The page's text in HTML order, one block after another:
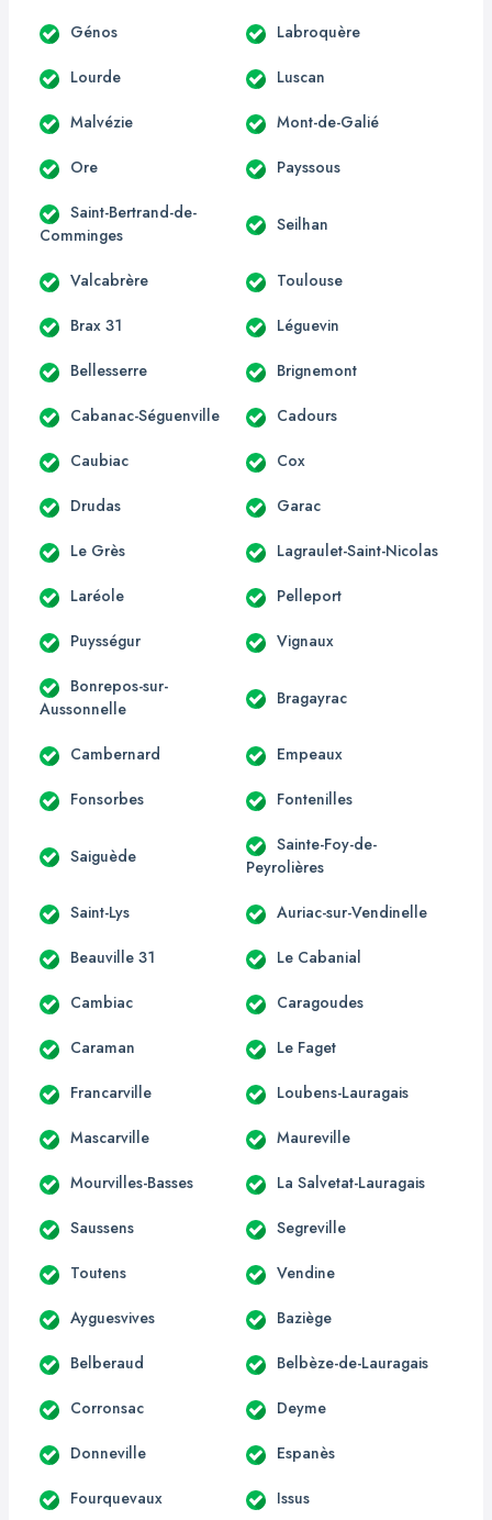
Génos Labroquère
Lourde Luscan
Malvézie Mont-de-Galié
Ore Payssous
Saint-Bertrand-de-
Comminges
Seilhan
Valcabrère Toulouse
Brax 31 Léguevin
Bellesserre Brignemont
Cabanac-Séguenville Cadours
Caubiac Cox
Drudas Garac
Le Grès Lagraulet-Saint-Nicolas
Laréole Pelleport
Puysségur Vignaux
Bonrepos-sur-
Aussonnelle
Bragayrac
Cambernard Empeaux
Fonsorbes Fontenilles
Saiguède
Sainte-Foy-de-
Peyrolières
Saint-Lys Auriac-sur-Vendinelle
Beauville 31 Le Cabanial
Cambiac Caragoudes
Caraman Le Faget
Francarville Loubens-Lauragais
Mascarville Maureville
Mourvilles-Basses La Salvetat-Lauragais
Saussens Segreville
Toutens Vendine
Ayguesvives Baziège
Belberaud Belbèze-de-Lauragais
Corronsac Deyme
Donneville Espanès
Fourquevaux Issus